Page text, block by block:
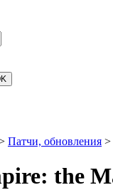
Патчи, обновления >
the